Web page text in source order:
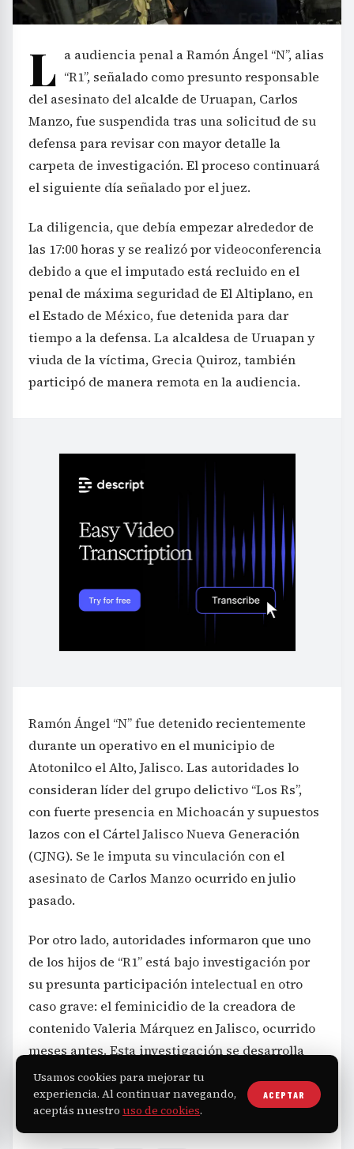
L a audiencia penal a Ramón Ángel “N”, alias
“R1”, señalado como presunto responsable
del asesinato del alcalde de Uruapan, Carlos
Manzo, fue suspendida tras una solicitud de su
defensa para revisar con mayor detalle la
carpeta de investigación. El proceso continuará
el siguiente día señalado por el juez.
La diligencia, que debía empezar alrededor de
las 17:00 horas y se realizó por videoconferencia
debido a que el imputado está recluido en el
penal de máxima seguridad de El Altiplano, en
el Estado de México, fue detenida para dar
tiempo a la defensa. La alcaldesa de Uruapan y
viuda de la víctima, Grecia Quiroz, también
participó de manera remota en la audiencia.
Ramón Ángel “N” fue detenido recientemente
durante un operativo en el municipio de
Atotonilco el Alto, Jalisco. Las autoridades lo
consideran líder del grupo delictivo “Los Rs”,
con fuerte presencia en Michoacán y supuestos
lazos con el Cártel Jalisco Nueva Generación
(CJNG). Se le imputa su vinculación con el
asesinato de Carlos Manzo ocurrido en julio
pasado.
Por otro lado, autoridades informaron que uno
de los hijos de “R1” está bajo investigación por
su presunta participación intelectual en otro
caso grave: el feminicidio de la creadora de
contenido Valeria Márquez en Jalisco, ocurrido
meses antes. Esta investigación se desarrolla
por separado y no está relacionada con el
proceso por el homicidio del alcalde.
Usamos cookies para mejorar tu
experiencia. Al continuar navegando,
aceptás nuestro uso de cookies.
ACEPTAR